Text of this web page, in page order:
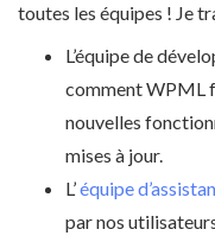
toutes les équipes ! Je
L’équipe de
comment WPML
nouvelles
mises à jour.
L’équipe
par nos